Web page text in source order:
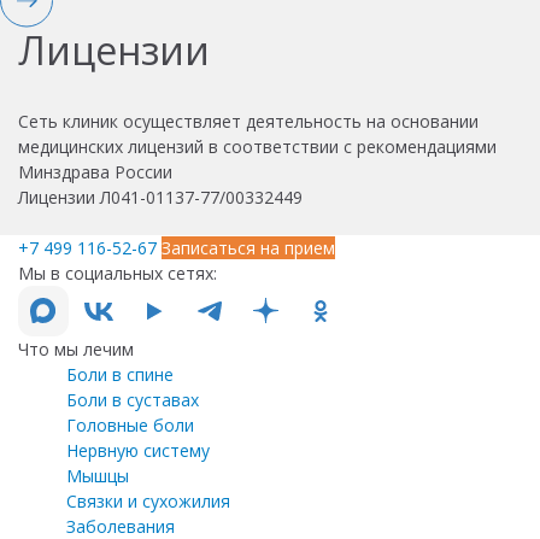
Лицензии
Сеть клиник осуществляет деятельность на основании
медицинских лицензий в соответствии с рекомендациями
Минздрава России
Лицензии Л041-01137-77/00332449
+7 499 116-52-67 Записаться на прием
Мы в социальных сетях:
Что мы лечим
Боли в спине
Боли в суставах
Головные боли
Нервную систему
Мышцы
Связки и сухожилия
Заболевания